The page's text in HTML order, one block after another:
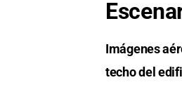
Imágenes
techo del